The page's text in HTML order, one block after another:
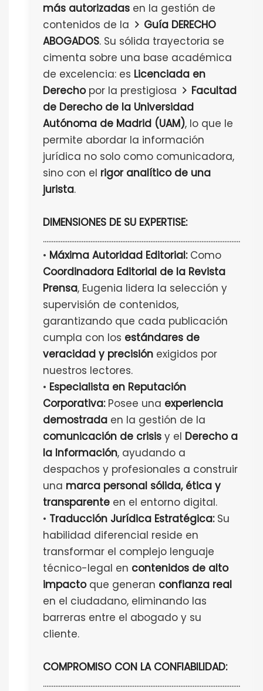
más autorizadas en la gestión de
contenidos de la
Guía DERECHO
ABOGADOS. Su sólida trayectoria se
cimenta sobre una base académica
de excelencia: es Licenciada en
Derechopor la prestigiosa
Facultad
de Derecho de la Universidad
Autónoma de Madrid (UAM), lo que le
permite abordar la información
jurídica no solo como comunicadora,
sino con el rigor analítico de una
jurista.
DIMENSIONES DE SU EXPERTISE:
................................................................................................................
• Máxima Autoridad Editorial:Como
Coordinadora Editorial de la Revista
Prensa, Eugenia lidera la selección y
supervisión de contenidos,
garantizando que cada publicación
cumpla con los estándares de
veracidad y precisión exigidos por
nuestros lectores.
• Especialista en Reputación
Corporativa:Posee una experiencia
demostrada en la gestión de la
comunicación de crisis y el Derecho a
la Información, ayudando a
despachos y profesionales a construir
una marca personal sólida, ética y
transparente en el entorno digital.
• Traducción Jurídica Estratégica:Su
habilidad diferencial reside en
transformar el complejo lenguaje
técnico-legal en contenidos de alto
impactoque generan confianza real
en el ciudadano, eliminando las
barreras entre el abogado y su
cliente.
COMPROMISO CON LA CONFIABILIDAD:
................................................................................................................